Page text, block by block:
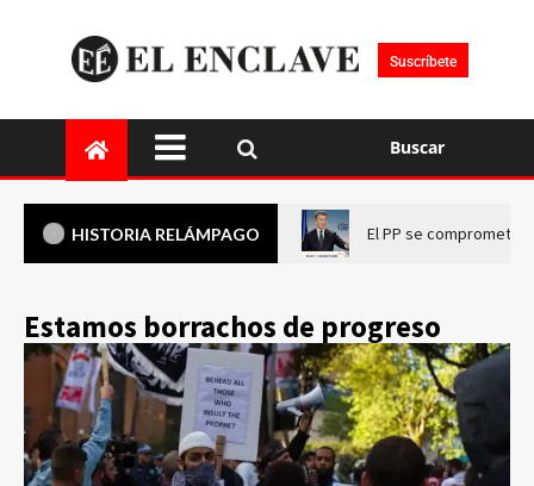
Suscríbete
Buscar
HISTORIA RELÁMPAGO El PP se compromete
Estamos borrachos de progreso